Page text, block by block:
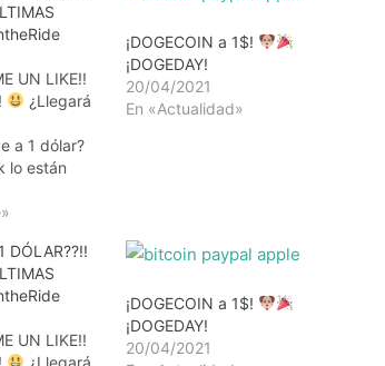
UN LIKE!!
¿Llegará
a 1 dólar?
lo están
pasando
Por qué
comineza
#Altcoins
últimas
¡DOGECOIN a 1$!
¡DOGEDAY!
20/04/2021
En «Actualidad»
DÓLAR??!!
UN LIKE!!
¿Llegará
¡DOGECOIN a 1$!
¡DOGEDAY!
20/04/2021